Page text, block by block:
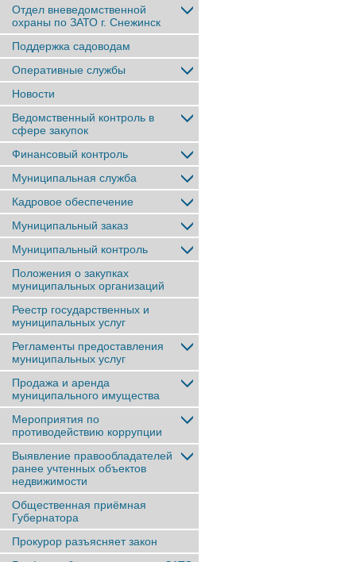
Отдел вневедомственной
охраны по ЗАТО г. Снежинск
Поддержка садоводам
Оперативные службы
Новости
Ведомственный контроль в
сфере закупок
Финансовый контроль
Муниципальная служба
Кадровое обеспечение
Муниципальный заказ
Муниципальный контроль
Положения о закупках
муниципальных организаций
Реестр государственных и
муниципальных услуг
Регламенты предоставления
муниципальных услуг
Продажа и аренда
муниципального имущества
Мероприятия по
противодействию коррупции
Выявление правообладателей
ранее учтенныx объектов
недвижимости
Общественная приёмная
Губернатора
Прокурор разъясняет закон